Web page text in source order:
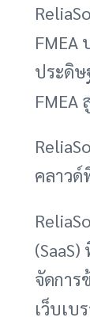
ประดิษ
FMEA
คลาวด์
จัดการ
เว็บเบ